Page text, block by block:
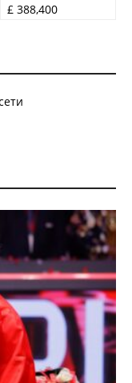
£ 388,400